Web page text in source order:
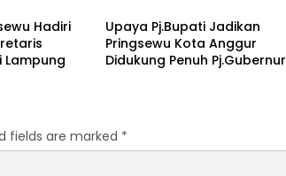
Hadiri
Lampung
Upaya Pj.Bupati Jadikan
Pringsewu Kota Anggur
Didukung Penuh Pj.Gubernur
fields are marked *